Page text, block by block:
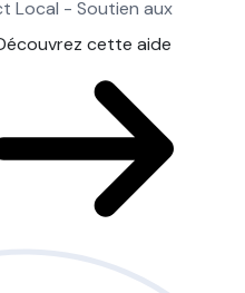
Local - Soutien aux
cette aide